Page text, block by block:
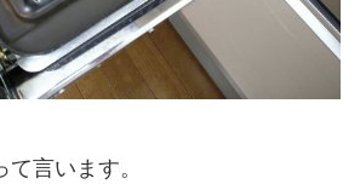
言います。